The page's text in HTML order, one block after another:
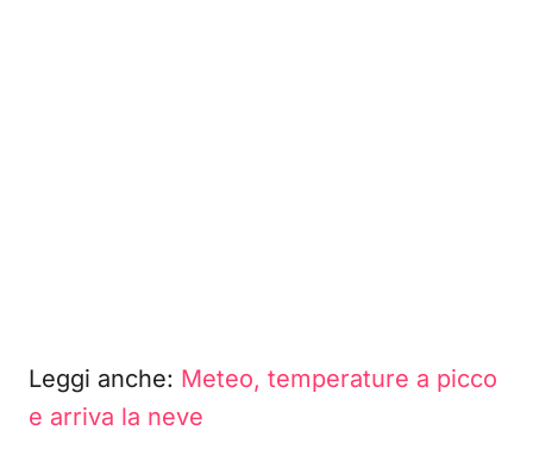
Leggi anche: Meteo, temperature a picco
e arriva la neve